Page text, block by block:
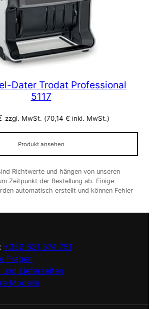
Dater Trodat Professional
5117
zzgl. MwSt. (70,14 € inkl. MwSt.)
Produkt ansehen
Richtwerte und hängen von unseren
Zeitpunkt der Bestellung ab. Einige
automatisch erstellt und können Fehler
+352 621 574 751
Fragen
und Lieferzeiten
Modelle